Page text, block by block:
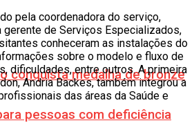
conquista medalha de bronze
pessoas com deficiência
pela coordenadora do serviço,
gerente de Serviços Especializados,
conheceram as instalações do
sobre o modelo e fluxo de
dificuldades, entre outros. A primeira
Andria Backes, também integrou a
das áreas da Saúde e